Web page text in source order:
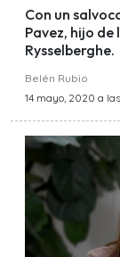
Con un
Pavez, hijo
Rysselberghe.
Belén Rubio
14 mayo, 2020 a